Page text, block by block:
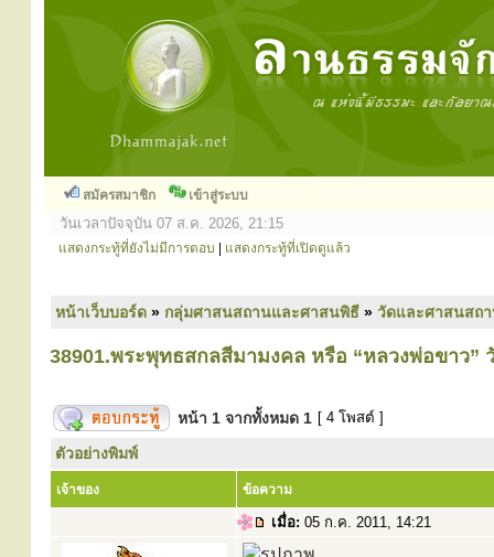
สมัครสมาชิก เข้าสู่ระบบ
วันเวลาปัจจุบัน 07 ส.ค. 2026, 21:15
แสดงกระทู้ที่ยังไม่มีการตอบ แสดงกระทู้ที่เปิดดูแล้ว
หน้าเว็บบอร์ด » กลุ่มศาสนสถานและศาสนพิธี » วัดและศาสนสถ
38901.พระพุทธสกลสีมามงคล หรือ “หลวงพ่อขาว
หน้า 1 จากทั้งหมด 1 [ 4 โพสต์ ]
ตัวอย่างพิมพ์
เจ้าของ ข้อความ
เมื่อ: 05 ก.ค. 2011, 14:21